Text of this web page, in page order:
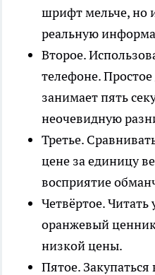
шрифт мельче, но
реальную
Второе.
телефоне.
занимает пять
неочевидную
Третье.
цене за единицу
восприятие
Четвёртое. Читать
оранжевый
низкой цены.
Пятое. Закупаться